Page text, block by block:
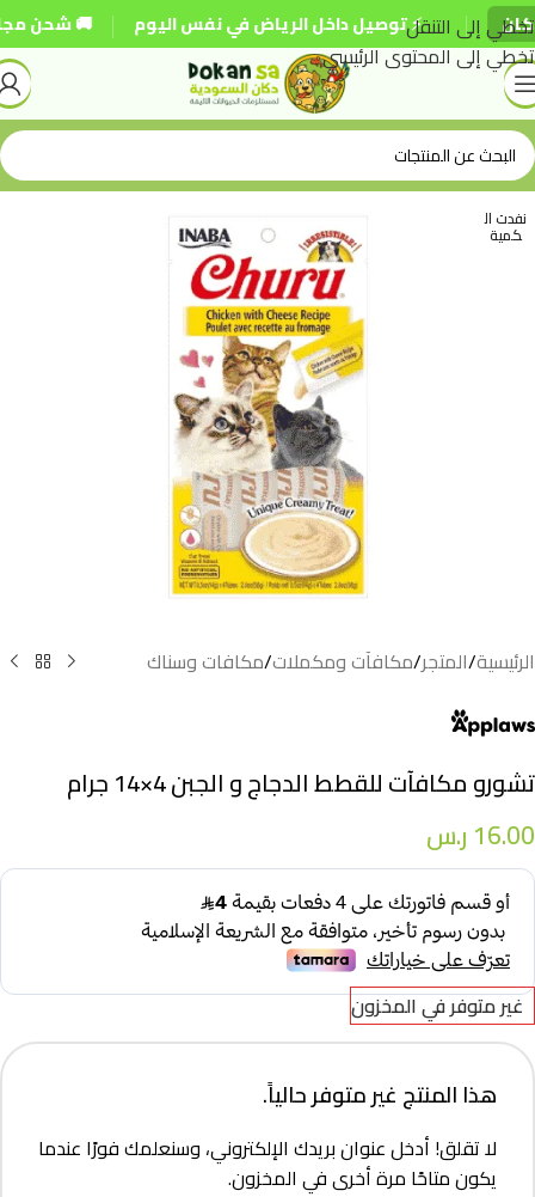
تخطي إلى التنقل
تخطي إلى المحتوى الرئيسي
⚡ توصيل داخل الرياض في نفس اليوم | 🚚 شحن مجاني |
نفدت ال
كمية
الرئيسية/المتجر/مكافآت ومكملات/مكافات وسناك
تشورو مكافآت للقطط الدجاج و الجبن 4×14 جرام
16.00 ر.س
غير متوفر في المخزون
هذا المنتج غير متوفر حالياً.
لا تقلق! أدخل عنوان بريدك الإلكتروني، وسنعلمك فورًا عندما
يكون متاحًا مرة أخرى في المخزون.